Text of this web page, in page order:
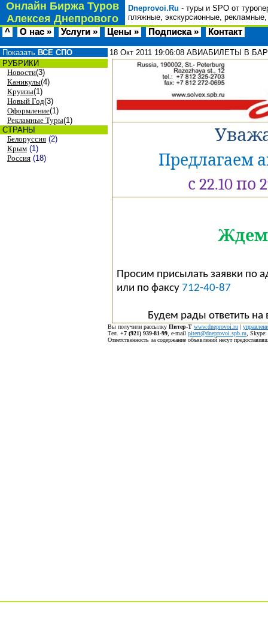
Онлайн Биржа Туров
Алексея Днепрового
Dneprovoi.Ru - туры и SPO от
пляжные, экскурсионные,
^ О нас » Услуги » Цены » Подписка » Контакт
Показать ВСЕ СПО
РУБРИКИ
Новости(3)
Каникулы(4)
Круизы(1)
Новый Год(3)
Оформление(1)
Рекламные Туры(1)
СТРАНЫ
Белоруссия (2)
Крым (1)
Россия (18)
18 Окт 2011 19:06:08 АВИАБИЛЕТЫ В
Предлагаем
с 22.10 по
Ждем
Просим присылать заявки по
или по факсу 712-40-87
Будем рады ответить
Вы получили рассылку Питер-Т www.dneprovoi.ru |
Тел. +7 (921) 939-81-99 , е-mail pitert@dneprovoi.spb.ru , Skype:
Ответственность за содержание объявлений несут